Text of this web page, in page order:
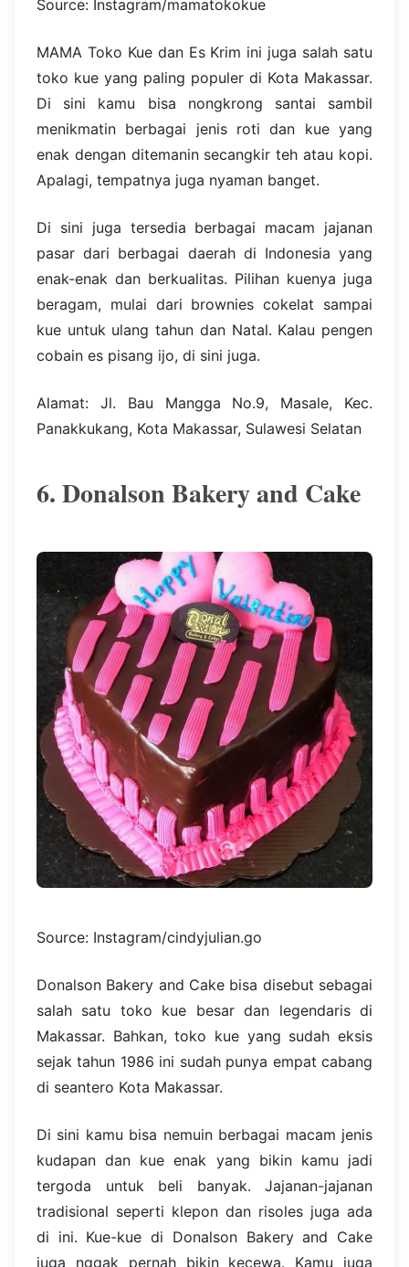
Source: Instagram/mamatokokue
MAMA Toko Kue dan Es Krim ini juga salah satu
toko kue yang paling populer di Kota Makassar.
Di sini kamu bisa nongkrong santai sambil
menikmatin berbagai jenis roti dan kue yang
enak dengan ditemanin secangkir teh atau kopi.
Apalagi, tempatnya juga nyaman banget.
Di sini juga tersedia berbagai macam jajanan
pasar dari berbagai daerah di Indonesia yang
enak-enak dan berkualitas. Pilihan kuenya juga
beragam, mulai dari brownies cokelat sampai
kue untuk ulang tahun dan Natal. Kalau pengen
cobain es pisang ijo, di sini juga.
Alamat: Jl. Bau Mangga No.9, Masale, Kec.
Panakkukang, Kota Makassar, Sulawesi Selatan
6. Donalson Bakery and Cake
Source: Instagram/cindyjulian.go
Donalson Bakery and Cake bisa disebut sebagai
salah satu toko kue besar dan legendaris di
Makassar. Bahkan, toko kue yang sudah eksis
sejak tahun 1986 ini sudah punya empat cabang
di seantero Kota Makassar.
Di sini kamu bisa nemuin berbagai macam jenis
kudapan dan kue enak yang bikin kamu jadi
tergoda untuk beli banyak. Jajanan-jajanan
tradisional seperti klepon dan risoles juga ada
di ini. Kue-kue di Donalson Bakery and Cake
juga nggak pernah bikin kecewa. Kamu juga